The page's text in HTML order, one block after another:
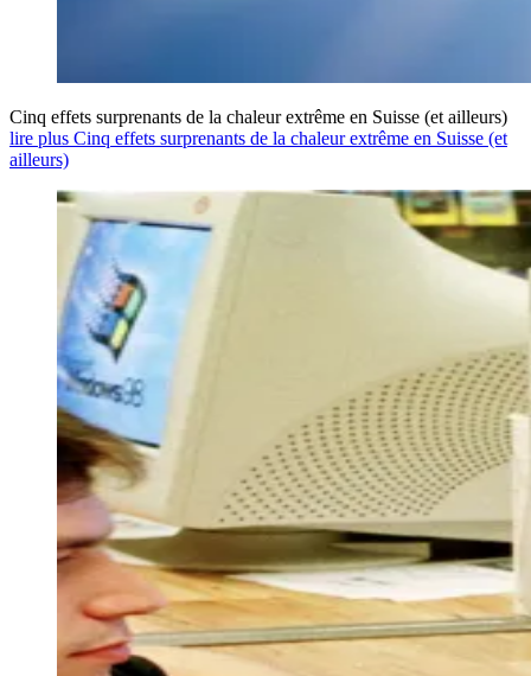
Cinq effets surprenants de la chaleur extrême en Suisse (et ailleurs)
lire plus Cinq effets surprenants de la chaleur extrême en Suisse (et
ailleurs)